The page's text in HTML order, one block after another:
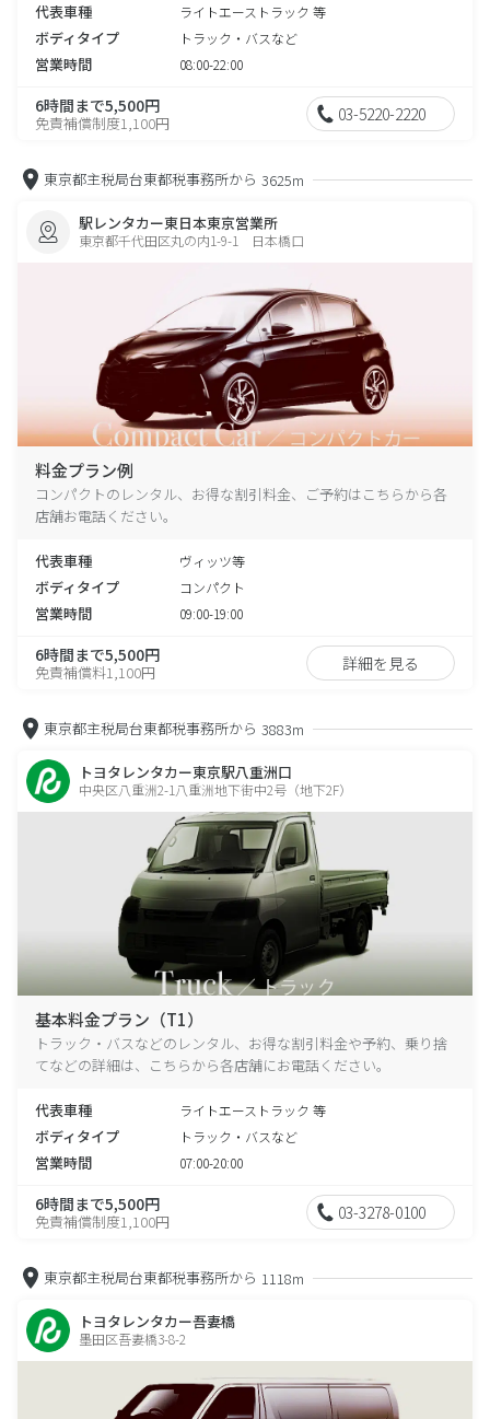
代表車種 ライトエーストラック 等
ボディタイプ トラック・バスなど
営業時間 08:00-22:00
6時間まで5,500円
免責補償制度1,100円 03-5220-2220
東京都主税局台東都税事務所から 3625m
駅レンタカー東日本東京営業所
東京都千代田区丸の内1-9-1 日本橋口
料金プラン例
コンパクトのレンタル、お得な割引料金、ご予約はこちらから各
店舗お電話ください。
代表車種 ヴィッツ等
ボディタイプ コンパクト
営業時間 09:00-19:00
6時間まで5,500円
免責補償料1,100円 詳細を見る
東京都主税局台東都税事務所から 3883m
トヨタレンタカー東京駅八重洲口
中央区八重洲2-1八重洲地下街中2号（地下2F）
基本料金プラン（T1）
トラック・バスなどのレンタル、お得な割引料金や予約、乗り捨
てなどの詳細は、こちらから各店舗にお電話ください。
代表車種 ライトエーストラック 等
ボディタイプ トラック・バスなど
営業時間 07:00-20:00
6時間まで5,500円
免責補償制度1,100円 03-3278-0100
東京都主税局台東都税事務所から 1118m
トヨタレンタカー吾妻橋
墨田区吾妻橋3-8-2